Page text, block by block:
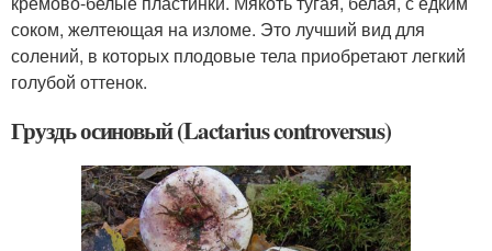
соком, желтеющая на изломе. Это лучший вид для
солений, в которых плодовые тела приобретают легкий
голубой оттенок.
Груздь осиновый (Lactarius controversus)